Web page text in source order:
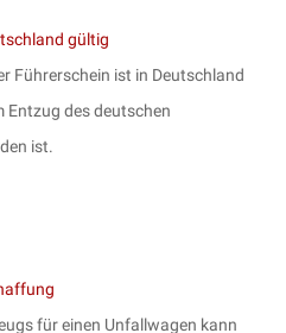
gültig
Führerschein ist in Deutschland
Entzug des deutschen
ist.
für einen Unfallwagen kann